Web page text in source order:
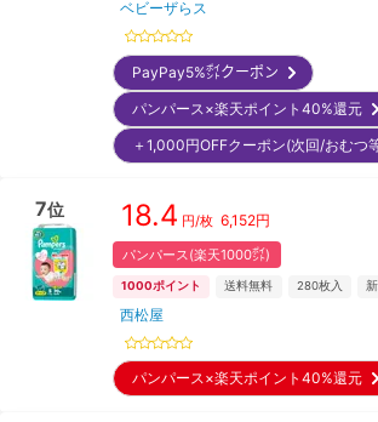
ベビーザらス
PayPay5%㌽クーポン
パンパース×楽天ポイント40%還元
＋1,000円OFFクーポン(次回/おむ
7位 18.4 円/枚 6,152円
パンパース(楽天1000㌽)
1000ポイント 送料無料 280枚入
西松屋
パンパース×楽天ポイント40%還元